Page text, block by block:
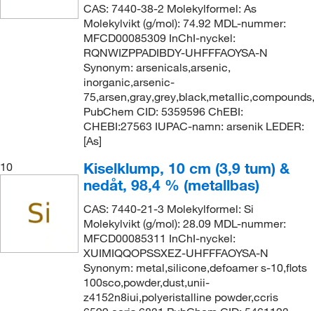
CAS: 7440-38-2 Molekylformel: As
Molekylvikt (g/mol): 74.92 MDL-nummer:
MFCD00085309 InChI-nyckel:
RQNWIZPPADIBDY-UHFFFAOYSA-N
Synonym: arsenicals,arsenic,
inorganic,arsenic-
PubChem CID: 5359596 ChEBI:
CHEBI:27563 IUPAC-namn: arsenik LEDER:
[As]
10
Kiselklump, 10 cm (3,9 tum) &
nedåt, 98,4 % (metallbas)
CAS: 7440-21-3 Molekylformel: Si
Molekylvikt (g/mol): 28.09 MDL-nummer:
MFCD00085311 InChI-nyckel:
XUIMIQQOPSSXEZ-UHFFFAOYSA-N
Synonym: metal,silicone,defoamer s-10,flots
100sco,powder,dust,unii-
z4152n8iui,polyeristalline powder,ccris